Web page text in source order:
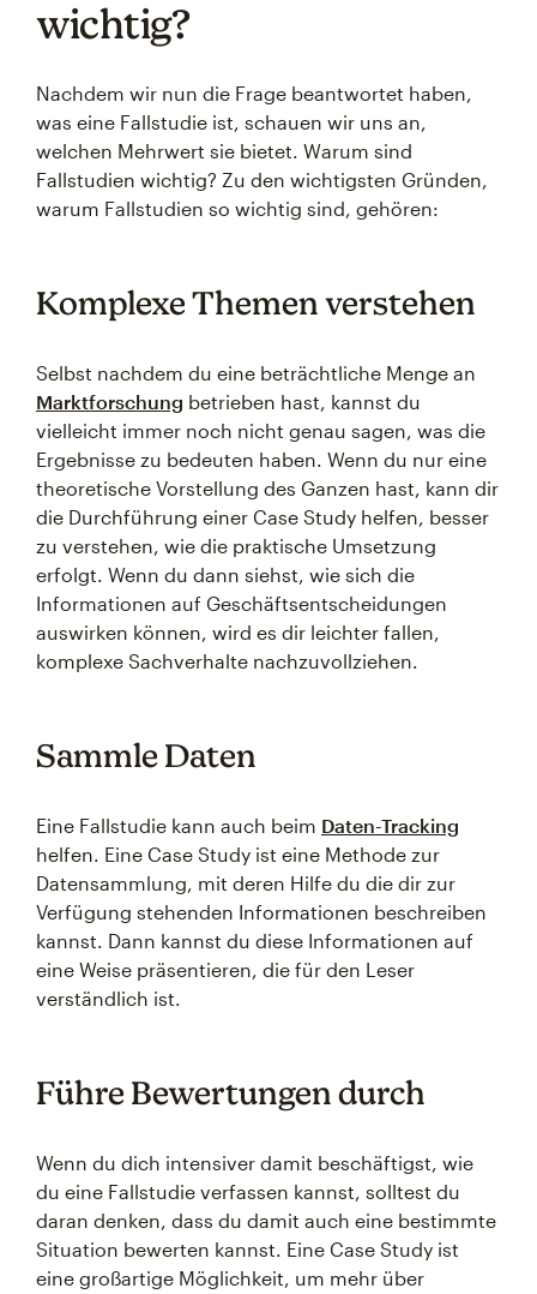
wichtig?
Nachdem wir nun die Frage beantwortet haben,
was eine Fallstudie ist, schauen wir uns an,
welchen Mehrwert sie bietet. Warum sind
Fallstudien wichtig? Zu den wichtigsten Gründen,
warum Fallstudien so wichtig sind, gehören:
Komplexe Themen verstehen
Selbst nachdem du eine beträchtliche Menge an
Marktforschung betrieben hast, kannst du
vielleicht immer noch nicht genau sagen, was die
Ergebnisse zu bedeuten haben. Wenn du nur eine
theoretische Vorstellung des Ganzen hast, kann dir
die Durchführung einer Case Study helfen, besser
zu verstehen, wie die praktische Umsetzung
erfolgt. Wenn du dann siehst, wie sich die
Informationen auf Geschäftsentscheidungen
auswirken können, wird es dir leichter fallen,
komplexe Sachverhalte nachzuvollziehen.
Sammle Daten
Eine Fallstudie kann auch beim Daten-Tracking
helfen. Eine Case Study ist eine Methode zur
Datensammlung, mit deren Hilfe du die dir zur
Verfügung stehenden Informationen beschreiben
kannst. Dann kannst du diese Informationen auf
eine Weise präsentieren, die für den Leser
verständlich ist.
Führe Bewertungen durch
Wenn du dich intensiver damit beschäftigst, wie
du eine Fallstudie verfassen kannst, solltest du
daran denken, dass du damit auch eine bestimmte
Situation bewerten kannst. Eine Case Study ist
eine großartige Möglichkeit, um mehr über